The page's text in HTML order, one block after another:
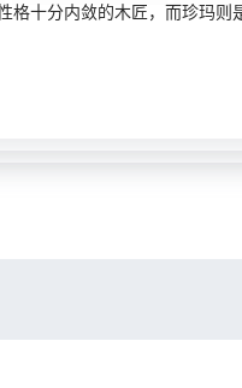
格十分内敛的木匠，而珍玛则